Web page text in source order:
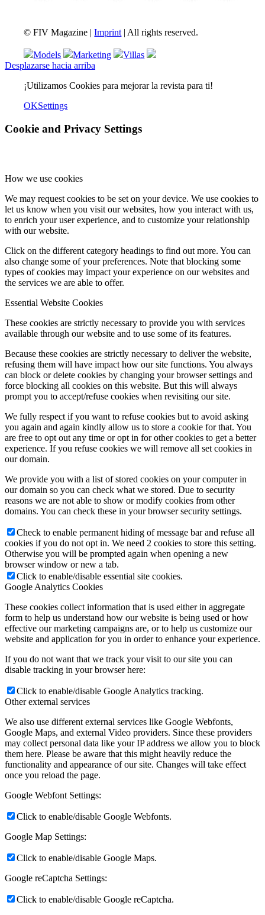
© FIV Magazine |Imprint | All rights reserved.
Models Marketing
Villas
Desplazarse hacia arriba
¡Utilizamos Cookies para mejorar la revista para ti!
OKSettings
Cookie and Privacy Settings
How we use cookies
We may request cookies to be set on your device. We use cookies to
let us know when you visit our websites, how you interact with us,
to enrich your user experience, and to customize your relationship
with our website.
Click on the different category headings to find out more. You can
also change some of your preferences. Note that blocking some
types of cookies may impact your experience on our websites and
the services we are able to offer.
Essential Website Cookies
These cookies are strictly necessary to provide you with services
available through our website and to use some of its features.
Because these cookies are strictly necessary to deliver the website,
refusing them will have impact how our site functions. You always
can block or delete cookies by changing your browser settings and
force blocking all cookies on this website. But this will always
prompt you to accept/refuse cookies when revisiting our site.
We fully respect if you want to refuse cookies but to avoid asking
you again and again kindly allow us to store a cookie for that. You
are free to opt out any time or opt in for other cookies to get a better
experience. If you refuse cookies we will remove all set cookies in
our domain.
We provide you with a list of stored cookies on your computer in
our domain so you can check what we stored. Due to security
reasons we are not able to show or modify cookies from other
domains. You can check these in your browser security settings.
Check to enable permanent hiding of message bar and refuse all
cookies if you do not opt in. We need 2 cookies to store this setting.
Otherwise you will be prompted again when opening a new
browser window or new a tab.
Click to enable/disable essential site cookies.
Google Analytics Cookies
These cookies collect information that is used either in aggregate
form to help us understand how our website is being used or how
effective our marketing campaigns are, or to help us customize our
website and application for you in order to enhance your experience.
If you do not want that we track your visit to our site you can
disable tracking in your browser here:
Click to enable/disable Google Analytics tracking.
Other external services
We also use different external services like Google Webfonts,
Google Maps, and external Video providers. Since these providers
may collect personal data like your IP address we allow you to block
them here. Please be aware that this might heavily reduce the
functionality and appearance of our site. Changes will take effect
once you reload the page.
Google Webfont Settings:
Click to enable/disable Google Webfonts.
Google Map Settings:
Click to enable/disable Google Maps.
Google reCaptcha Settings:
Click to enable/disable Google reCaptcha.